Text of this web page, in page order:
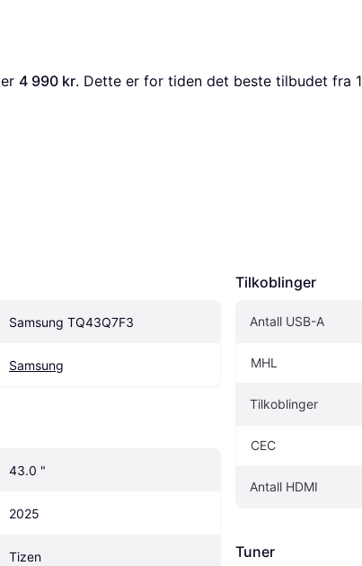
er 4 990 kr. Dette er for tiden det beste tilbudet fra 1
Samsung TQ43Q7F3
Samsung
43.0 "
2025
Tizen
Tilkoblinger
Antall USB-A
MHL
Tilkoblinger
CEC
Antall HDMI
Tuner